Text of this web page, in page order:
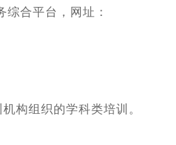
合平台，网址：
构组织的学科类培训。